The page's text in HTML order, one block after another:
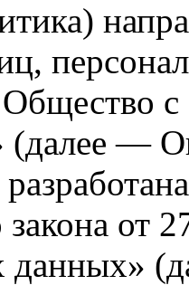
(далее —
закона
данных»